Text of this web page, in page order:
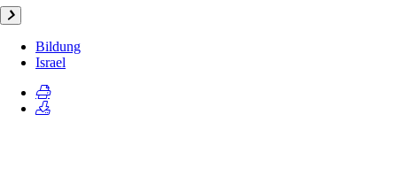
Bildung
Israel